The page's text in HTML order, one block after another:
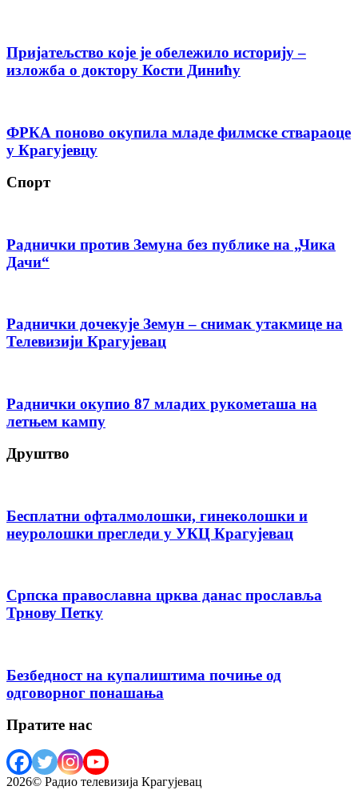
Пријатељство које је обележило историју –
изложба о доктору Кости Динићу
ФРКА поново окупила младе филмске ствараоце
у Крагујевцу
Спорт
Раднички против Земуна без публике на „Чика
Дачи“
Раднички дочекује Земун – снимак утакмице на
Телевизији Крагујевац
Раднички окупио 87 младих рукометаша на
летњем кампу
Друштво
Бесплатни офталмолошки, гинеколошки и
неуролошки прегледи у УКЦ Крагујевац
Српска православна црква данас прославља
Трнову Петку
Безбедност на купалиштима почиње од
одговорног понашања
Пратите нас
2026© Радио телевизија Крагујевац